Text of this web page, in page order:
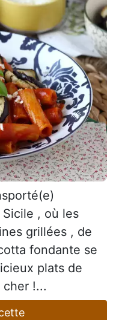
, où les
grillées , de
fondante se
plats de
!...